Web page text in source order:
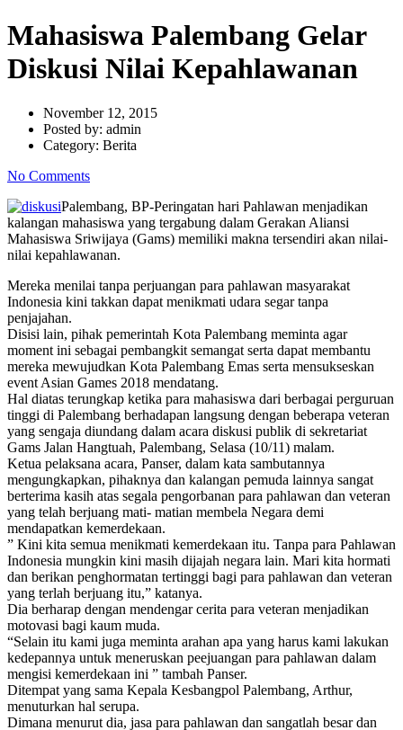
Mahasiswa Palembang Gelar
Diskusi Nilai Kepahlawanan
November 12, 2015
Posted by: admin
Category: Berita
No Comments
Palembang, BP-Peringatan hari Pahlawan menjadikan
kalangan mahasiswa yang tergabung dalam Gerakan Aliansi
Mahasiswa Sriwijaya (Gams) memiliki makna tersendiri akan nilai-
nilai kepahlawanan.
Mereka menilai tanpa perjuangan para pahlawan masyarakat
Indonesia kini takkan dapat menikmati udara segar tanpa
penjajahan.
Disisi lain, pihak pemerintah Kota Palembang meminta agar
moment ini sebagai pembangkit semangat serta dapat membantu
mereka mewujudkan Kota Palembang Emas serta mensukseskan
event Asian Games 2018 mendatang.
Hal diatas terungkap ketika para mahasiswa dari berbagai perguruan
tinggi di Palembang berhadapan langsung dengan beberapa veteran
yang sengaja diundang dalam acara diskusi publik di sekretariat
Gams Jalan Hangtuah, Palembang, Selasa (10/11) malam.
Ketua pelaksana acara, Panser, dalam kata sambutannya
mengungkapkan, pihaknya dan kalangan pemuda lainnya sangat
berterima kasih atas segala pengorbanan para pahlawan dan veteran
yang telah berjuang mati- matian membela Negara demi
mendapatkan kemerdekaan.
” Kini kita semua menikmati kemerdekaan itu. Tanpa para Pahlawan
Indonesia mungkin kini masih dijajah negara lain. Mari kita hormati
dan berikan penghormatan tertinggi bagi para pahlawan dan veteran
yang terlah berjuang itu,” katanya.
Dia berharap dengan mendengar cerita para veteran menjadikan
motovasi bagi kaum muda.
“Selain itu kami juga meminta arahan apa yang harus kami lakukan
kedepannya untuk meneruskan peejuangan para pahlawan dalam
mengisi kemerdekaan ini ” tambah Panser.
Ditempat yang sama Kepala Kesbangpol Palembang, Arthur,
menuturkan hal serupa.
Dimana menurut dia, jasa para pahlawan dan sangatlah besar dan